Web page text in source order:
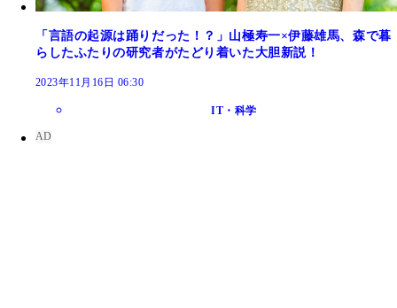
「言語の起源は踊りだった！？」山極寿一×伊藤雄馬、森で暮
らしたふたりの研究者がたどり着いた大胆新説！
2023年11月16日 06:30
IT・科学